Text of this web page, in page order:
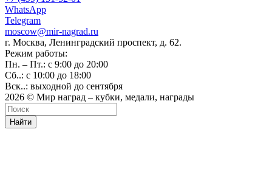
WhatsApp
Telegram
moscow@mir-nagrad.ru
г. Москва, Ленинградский проспект, д. 62.
Режим работы:
Пн. – Пт.: с 9:00 до 20:00
Сб..: с 10:00 до 18:00
Вск..: выходной до сентября
2026 © Мир наград – кубки, медали, награды
Найти